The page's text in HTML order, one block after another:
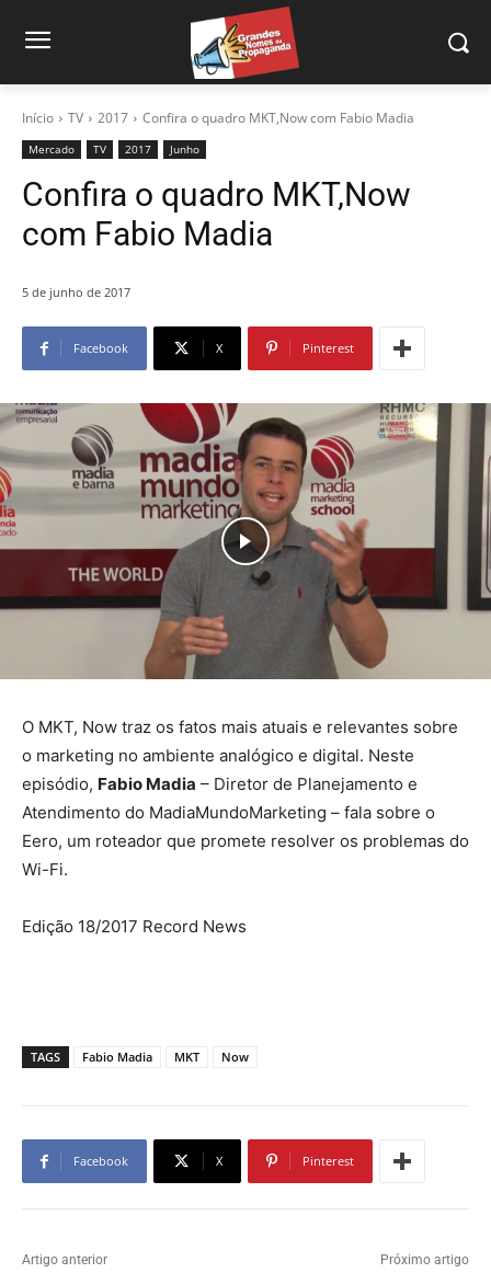
Início TV 2017 Confira o quadro MKT,Now com Fabio Madia
Mercado TV 2017 Junho
Confira o quadro MKT,Now
com Fabio Madia
5 de junho de 2017
Facebook X Pinterest
O MKT, Now traz os fatos mais atuais e relevantes sobre
o marketing no ambiente analógico e digital. Neste
episódio, Fabio Madia – Diretor de Planejamento e
Atendimento do MadiaMundoMarketing – fala sobre o
Eero, um roteador que promete resolver os problemas do
Wi-Fi.
Edição 18/2017 Record News
TAGS Fabio Madia MKT Now
Facebook X Pinterest
Artigo anterior Próximo artigo